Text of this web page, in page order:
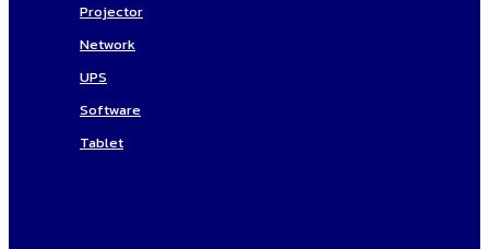
Projector
Network
UPS
Software
Tablet